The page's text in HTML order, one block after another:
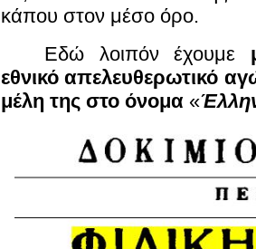
κάπου στον μέσο όρο.
Εδώ λοιπόν έχουμε
εθνικό απελευθερωτικό
μέλη της στο όνομα «